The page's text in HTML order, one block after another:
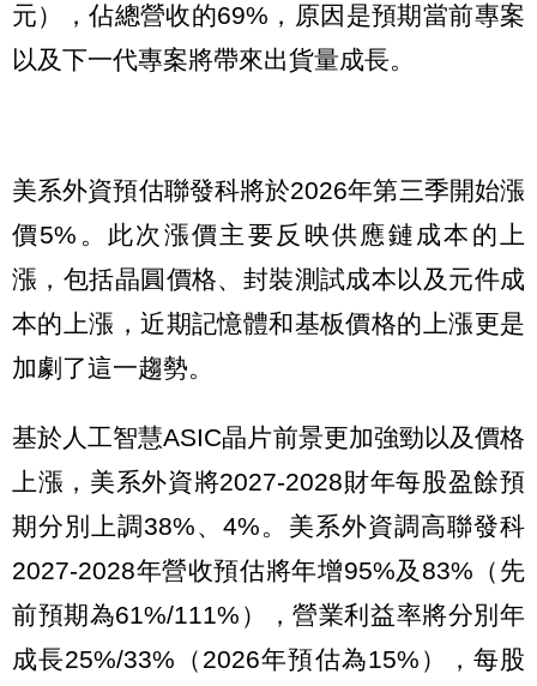
元），佔總營收的69%，原因是預期當前專案
以及下一代專案將帶來出貨量成長。
美系外資預估聯發科將於2026年第三季開始漲
價5%。此次漲價主要反映供應鏈成本的上
漲，包括晶圓價格、封裝測試成本以及元件成
本的上漲，近期記憶體和基板價格的上漲更是
加劇了這一趨勢。
基於人工智慧ASIC晶片前景更加強勁以及價格
上漲，美系外資將2027-2028財年每股盈餘預
期分別上調38%、4%。美系外資調高聯發科
2027-2028年營收預估將年增95%及83%（先
前預期為61%/111%），營業利益率將分別年
成長25%/33%（2026年預估為15%），每股